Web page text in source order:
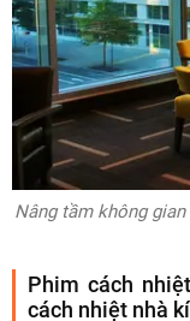
Nâng tầm không
Phim cách
cách nhiệt nhà